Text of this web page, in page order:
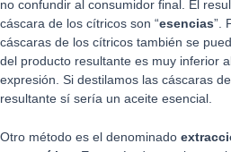
no confundir al consumidor final. El
cáscara de los cítricos son “esencias”.
cáscaras de los cítricos también se
del producto resultante es muy inferior
expresión. Si destilamos las cáscaras
resultante sí sería un aceite esencial.
Otro método es el denominado